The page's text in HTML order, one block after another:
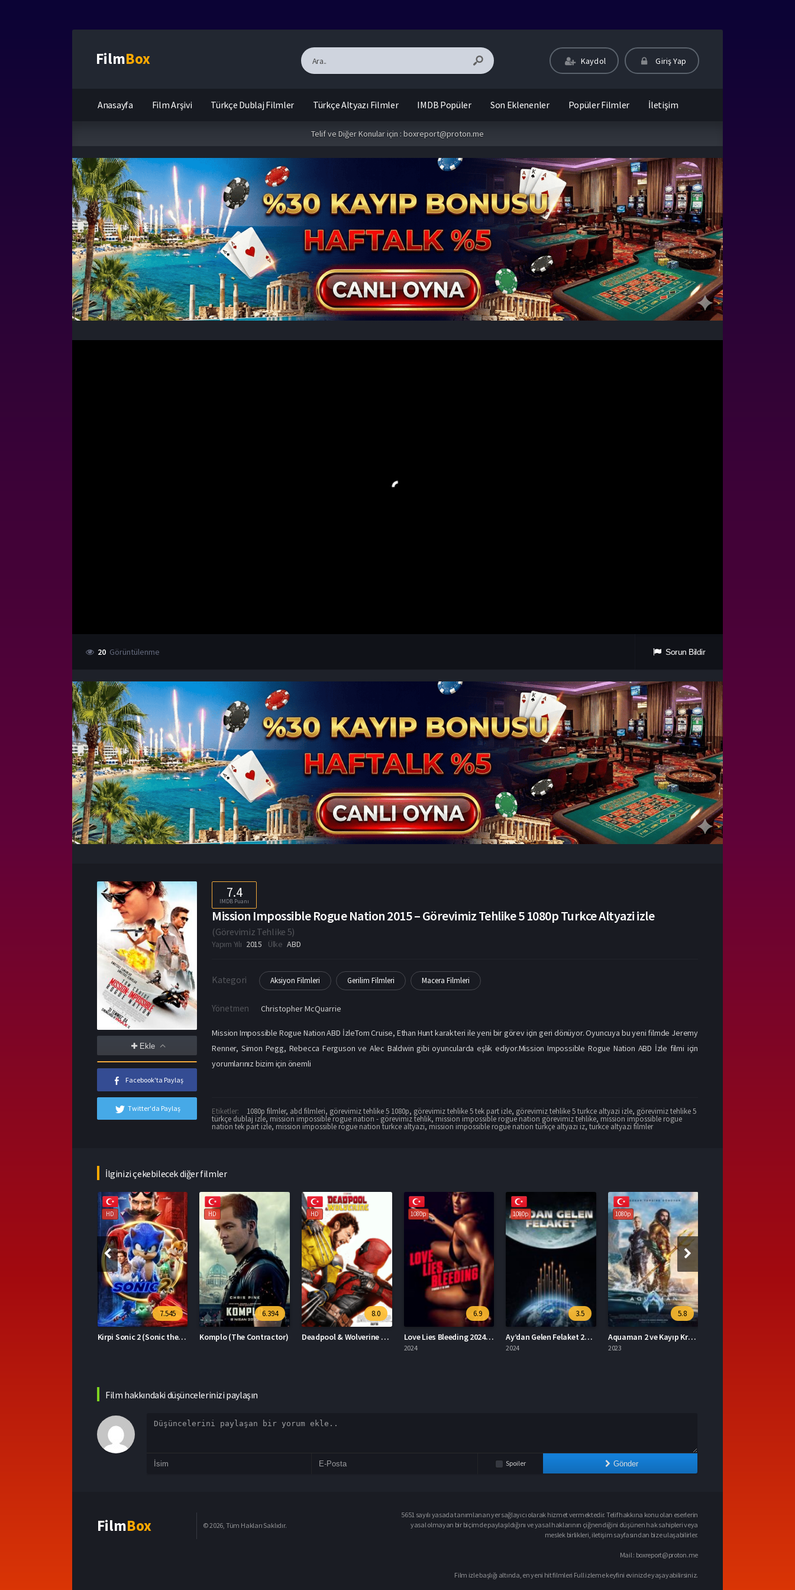
FilmBox Kaydol Giriş Yap
Anasayfa Film Arşivi Türkçe Dublaj Filmler Türkçe Altyazı Filmler IMDB Popüler Son Eklenenler Popüler Filmler İletişim
Telif ve Diğer Konular için : boxreport@proton.me
20 Görüntülenme Sorun Bildir
Ekle
Facebook'ta Paylaş
Twitter'da Paylaş
7.4
IMDB Puanı
Mission Impossible Rogue Nation 2015 – Görevimiz Tehlike 5 1080p Turkce Altyazi izle
(Görevimiz Tehlike 5)
Yapım Yılı 2015 Ülke ABD
Kategori Aksiyon Filmleri Gerilim Filmleri Macera Filmleri
Yönetmen Christopher McQuarrie
Mission Impossible Rogue Nation ABD İzleTom Cruise, Ethan Hunt karakteri ile yeni bir görev için geri dönüyor. Oyuncuya bu yeni filmde Jeremy
Renner, Simon Pegg, Rebecca Ferguson ve Alec Baldwin gibi oyuncularda eşlik ediyor.Mission Impossible Rogue Nation ABD İzle filmi için
yorumlarınız bizim için önemli
Etiketler: 1080p filmler, abd filmleri, görevimiz tehlike 5 1080p, görevimiz tehlike 5 tek part izle, görevimiz tehlike 5 turkce altyazi izle, görevimiz tehlike 5
türkçe dublaj izle, mission impossible rogue nation - görevimiz tehlik, mission impossible rogue nation görevimiz tehlike, mission impossible rogue
nation tek part izle, mission impossible rogue nation turkce altyazi, mission impossible rogue nation türkçe altyazı iz,turkce altyazi filmler
İlginizi çekebilecek diğer filmler
HD
6.394
Komplo (The Contractor)
HD
8.0
Deadpool & Wolverine Deadpool 3
1080p
6.9
Love Lies Bleeding 2024 – Aşk Kanayan Yalanlardır 1080p Turkce Dublaj izle
1080p
3.5
Ay’dan Gelen Felaket 2024 – Ay’dan Gelen Felaket 1080p Turkce Dublaj izle
2024
1080p
5.8
Aquaman 2 ve Kayıp Krallık 2023 – Aquaman 2 ve Kayıp Krallık 1080p Turkce Dublaj izle
2023
1080p
7
Mavka Ormanın Şarkısı 2023 – Yerli Film 1080p Turkce Dublaj izle
2023
Film hakkındaki düşüncelerinizi paylaşın
Spoiler Gönder
FilmBox © 2026, Tüm Hakları Saklıdır.
5651 sayılı yasada tanımlanan yer sağlayıcı olarak hizmet vermektedir. Telif hakkına konu olan eserlerin
yasal olmayan bir biçimde paylaşıldığını ve yasal haklarının çiğnendiğini düşünen hak sahipleri veya
meslek birlikleri, iletişim sayfasından bize ulaşabilirler.
Mail : boxreport@proton.me
Film izle başlığı altında, en yeni hit filmleri Full izleme keyfini evinizde yaşayabilirsiniz.